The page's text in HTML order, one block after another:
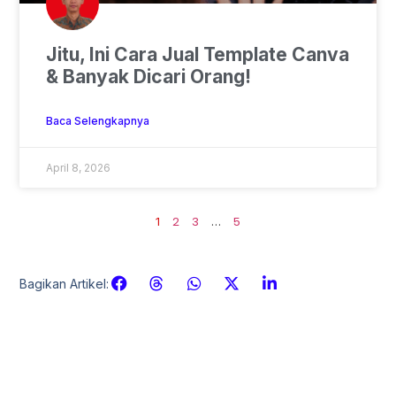
Jitu, Ini Cara Jual Template Canva
& Banyak Dicari Orang!
Baca Selengkapnya
April 8, 2026
1 2 3 … 5
Bagikan Artikel: